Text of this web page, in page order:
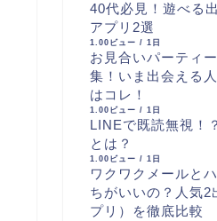
40代必見！遊べる
アプリ2選
1.00ビュー / 1日
お見合いパーティ
集！いま出会える
はコレ！
1.00ビュー / 1日
LINEで既読無視！
とは？
1.00ビュー / 1日
ワクワクメールと
ちがいいの？人気2
プリ）を徹底比較